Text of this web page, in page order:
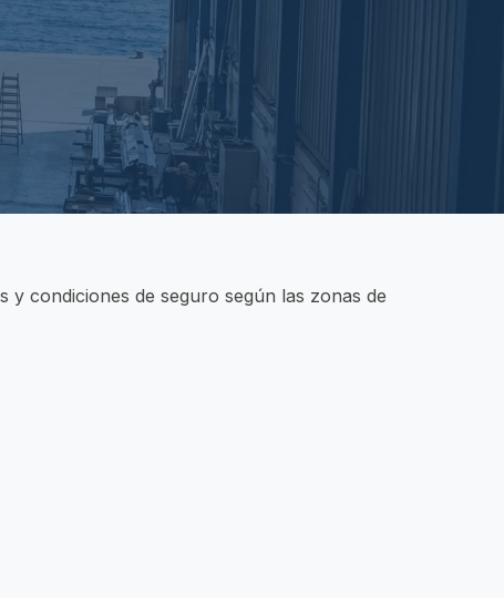
y condiciones de seguro según las zonas de